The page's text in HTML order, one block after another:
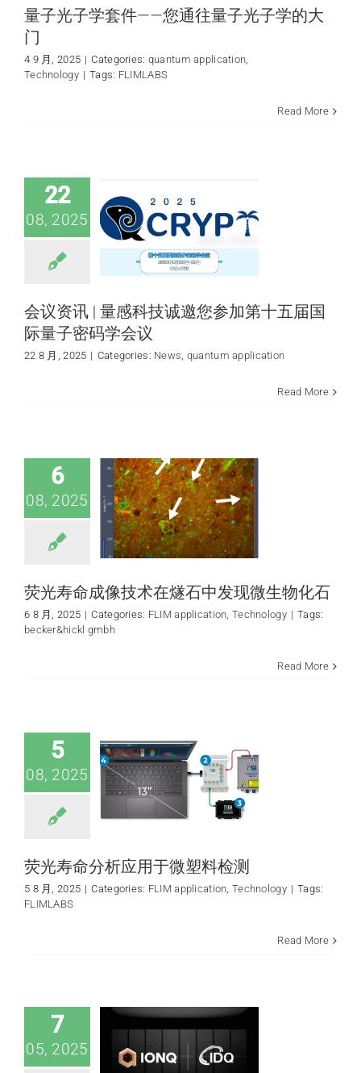
量子光子学套件——您通往量子光子学的大
门
4 9 月, 2025 | Categories: quantum application,
Technology | Tags: FLIMLABS
Read More
22
08, 2025
会议资讯 | 量感科技诚邀您参加第十五届国
际量子密码学会议
22 8 月, 2025 | Categories: News, quantum application
Read More
6
08, 2025
Technology
荧光寿命成像技术在燧石中发现微生物化石
6 8 月, 2025 | Categories: FLIM application, Technology | Tags:
becker&hickl gmbh
Read More
5
08, 2025
荧光寿命分析应用于微塑料检测
5 8 月, 2025 | Categories: FLIM application, Technology | Tags:
FLIMLABS
Read More
7
05, 2025
News quantum
application